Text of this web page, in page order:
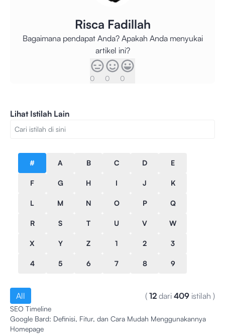
Risca Fadillah
Bagaimana pendapat Anda? Apakah Anda menyukai
artikel ini?
0 0 0
Lihat Istilah Lain
# A B C D E
F G H I J K
L M N O P Q
R S T U V W
X Y Z 1 2 3
4 5 6 7 8 9
All ( 12 dari 409 istilah )
SEO Timeline
Google Bard: Definisi, Fitur, dan Cara Mudah Menggunakannya
Homepage